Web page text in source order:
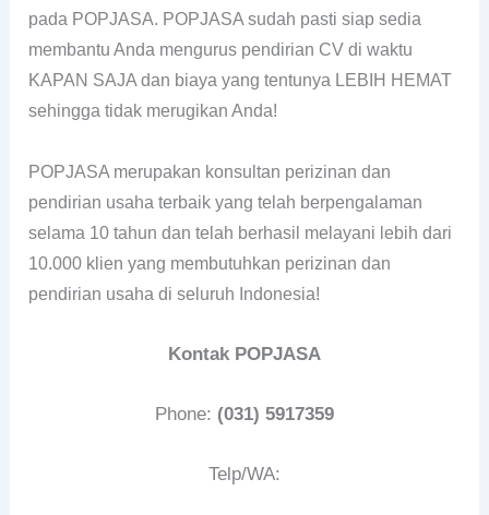
pada POPJASA. POPJASA sudah pasti siap sedia
membantu Anda mengurus pendirian CV di waktu
KAPAN SAJA dan biaya yang tentunya LEBIH HEMAT
sehingga tidak merugikan Anda!
POPJASA merupakan konsultan perizinan dan
pendirian usaha terbaik yang telah berpengalaman
selama 10 tahun dan telah berhasil melayani lebih dari
10.000 klien yang membutuhkan perizinan dan
pendirian usaha di seluruh Indonesia!
Kontak POPJASA
Phone: (031) 5917359
Telp/WA: